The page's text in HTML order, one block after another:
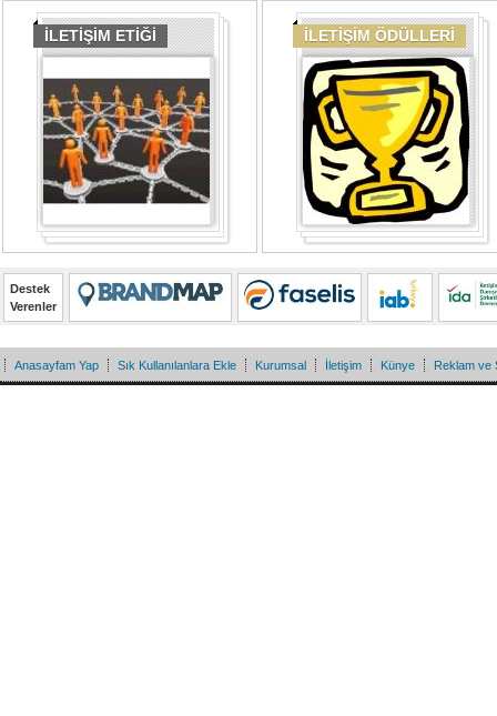
İLETİŞİM ETİĞİ İLETİŞİM ÖDÜLLERİ
Destek
Verenler
Anasayfam Yap Sık Kullanılanlara Ekle Kurumsal İletişim Künye Reklam ve